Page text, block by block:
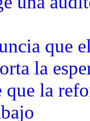
que
la
que la